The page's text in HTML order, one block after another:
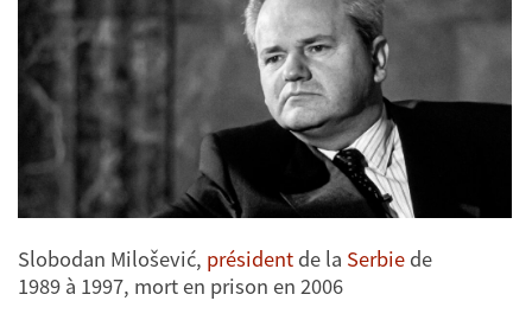
Slobodan Milošević, président de la Serbie de
1989 à 1997, mort en prison en 2006